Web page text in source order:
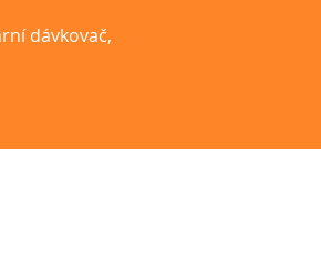
dávkovač,